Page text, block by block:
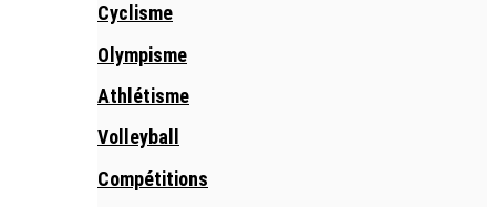
Cyclisme
Olympisme
Athlétisme
Volleyball
Compétitions